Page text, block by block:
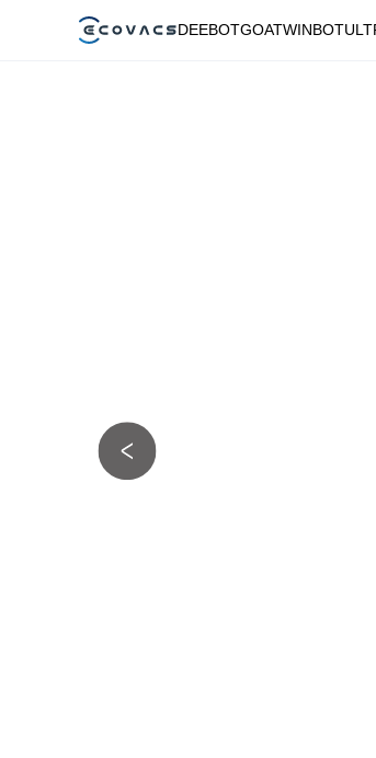
DEEBOTGOATWINBOT